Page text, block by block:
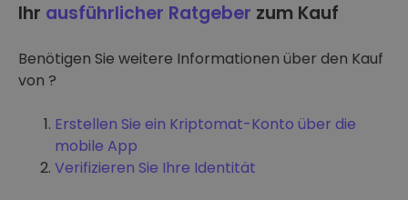
Ihr ausführlicher Ratgeber zum Kauf
Benötigen Sie weitere Informationen über den Kauf
von ?
Erstellen Sie ein Kriptomat-Konto über die
mobile App
Verifizieren Sie Ihre Identität